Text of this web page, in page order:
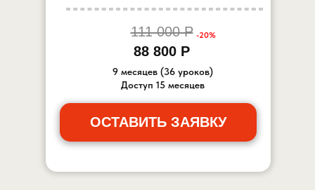
ОСТАВИТЬ ЗАЯВКУ
88 800 Р
9 месяцев (36 уроков)
Доступ 15 месяцев
111 000 Р -20%